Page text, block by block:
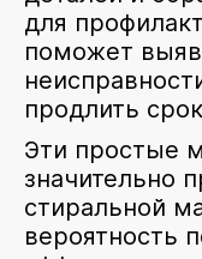
для
поможет
продлить
Эти простые
значительно
стиральной
вероятность